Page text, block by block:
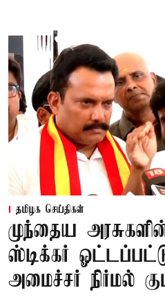
தமிழக செய்திகள்
முந்தைய
ஸ்டிக்கர்
அமைச்சர் நிர்மல்